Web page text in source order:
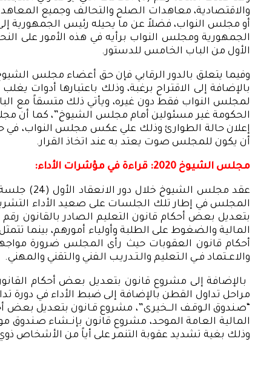
والاقتصادية، معاهدات الصلح والتحالف وجميع
أو مجلس النواب، فضلاً عن ما يحيله رئيس الجمهورية
الجمهورية ومجلس النواب برأيه في هذه الأمور على
الأول من الباب الخامس للدستور.
وفيما يتعلق بالدور الرقابي فإن حق أعضاء مجلس
بالإضافة إلى الاقتراح برغبة، وذلك باعتبارها أدوات
الحكومة غير مسئولين أمام مجلس الشيوخ”، كما أن
إعلان حالة الطوارئ وذلك علي عكس مجلس النواب، في
أن يكون للمجلس صوت يعتد به عند اتخاذ القرار.
مجلس الشيوخ 2020: قراءة في مؤشرات الأداء:
المالية والضغوط على الطلبة وأولياء أمورهم، بينما
أحكام قانون العقوبات حيث رأى المجلس ضرورة مواجهة
والاعــتماد فــي الـتعليم والـتـدريـب الـفني والـتقني والمهني.
مراحل تداول القطن بالإضافة إلى ضبط الأداء في دورة
“صـندوق الـوقـف الـــخيرى”، مشروع قـانون بتعديل بعض
وذلك بغية تشديد عقوبة التنمر على أياً من الأشخاص